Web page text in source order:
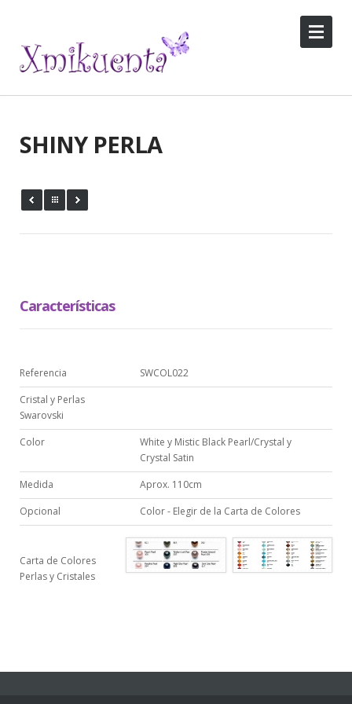
SHINY PERLA
Características
Referencia
SWCOL022
Cristal y Perlas
Swarovski
Color
White y Mistic Black Pearl/Crystal y
Crystal Satin
Medida
Aprox. 110cm
Opcional
Color - Elegir de la Carta de Colores
Carta de Colores
Perlas y Cristales